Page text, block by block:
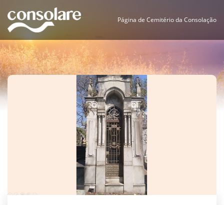
Página de Cemitério da Consolação